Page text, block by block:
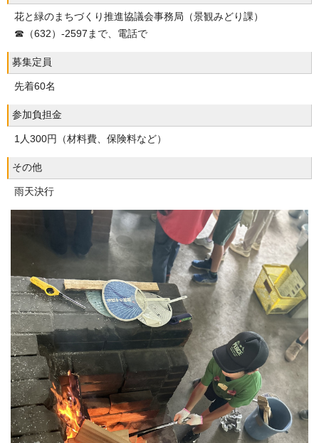
花と緑のまちづくり推進協議会事務局（景観みどり課）
☎（632）-2597まで、電話で
募集定員
先着60名
参加負担金
1人300円（材料費、保険料など）
その他
雨天決行